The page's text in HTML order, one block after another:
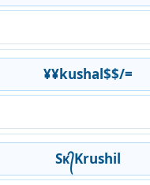
¥¥kushal$$/=
Sᴋ᭄Krushil